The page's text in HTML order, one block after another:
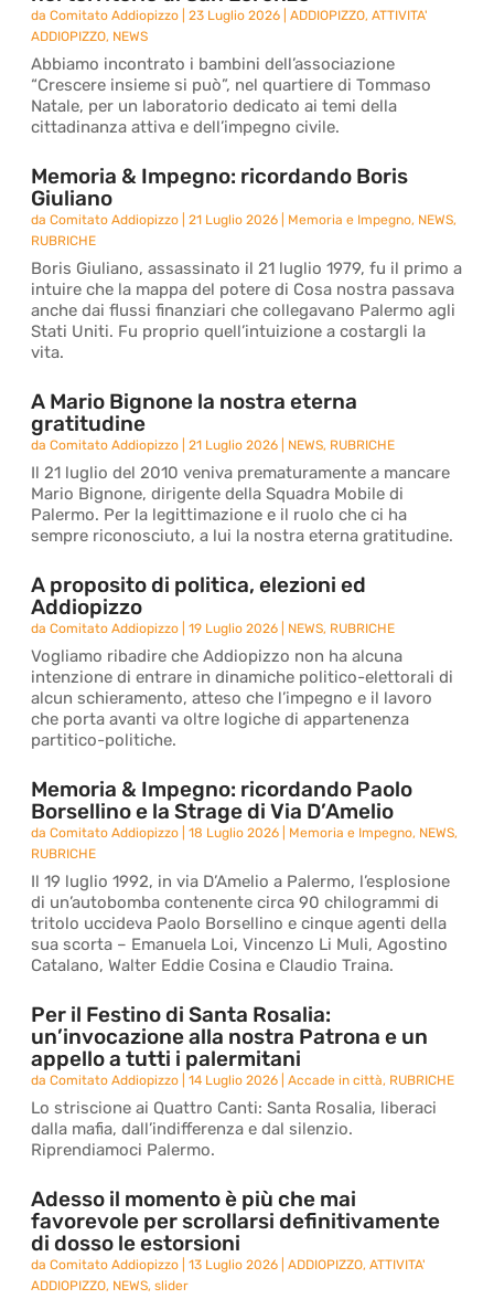
daComitato Addiopizzo |23 Luglio 2026 |ADDIOPIZZO,ATTIVITA'
ADDIOPIZZO, NEWS
Abbiamo incontrato i bambini dell’associazione
“Crescere insieme si può”, nel quartiere di Tommaso
Natale, per un laboratorio dedicato ai temi della
cittadinanza attiva e dell’impegno civile.
Memoria & Impegno: ricordando Boris
Giuliano
daComitato Addiopizzo |21 Luglio 2026 Memoria e Impegno, NEWS,
RUBRICHE
Boris Giuliano, assassinato il 21 luglio 1979, fu il primo a
intuire che la mappa del potere di Cosa nostra passava
anche dai flussi finanziari che collegavano Palermo agli
Stati Uniti. Fu proprio quell’intuizione a costargli la
vita.
A Mario Bignone la nostra eterna
gratitudine
daComitato Addiopizzo |21 Luglio 2026 NEWS, RUBRICHE
Il 21 luglio del 2010 veniva prematuramente a mancare
Mario Bignone, dirigente della Squadra Mobile di
Palermo. Per la legittimazione e il ruolo che ci ha
sempre riconosciuto, a lui la nostra eterna gratitudine.
A proposito di politica, elezioni ed
Addiopizzo
daComitato Addiopizzo |19 Luglio 2026 NEWS, RUBRICHE
Vogliamo ribadire che Addiopizzo non ha alcuna
intenzione di entrare in dinamiche politico-elettorali di
alcun schieramento, atteso che l’impegno e il lavoro
che porta avanti va oltre logiche di appartenenza
partitico-politiche.
Memoria & Impegno: ricordando Paolo
Borsellino e la Strage di Via D’Amelio
daComitato Addiopizzo |18 Luglio 2026 Memoria e Impegno, NEWS,
RUBRICHE
Il 19 luglio 1992, in via D’Amelio a Palermo, l’esplosione
di un’autobomba contenente circa 90 chilogrammi di
tritolo uccideva Paolo Borsellino e cinque agenti della
sua scorta – Emanuela Loi, Vincenzo Li Muli, Agostino
Catalano, Walter Eddie Cosina e Claudio Traina.
Per il Festino di Santa Rosalia:
un’invocazione alla nostra Patrona e un
appello a tutti i palermitani
daComitato Addiopizzo |14 Luglio 2026 |Accade in città, RUBRICHE
Lo striscione ai Quattro Canti: Santa Rosalia, liberaci
dalla mafia, dall’indifferenza e dal silenzio.
Riprendiamoci Palermo.
Adesso il momento è più che mai
favorevole per scrollarsi definitivamente
di dosso le estorsioni
daComitato Addiopizzo |13 Luglio 2026 |ADDIOPIZZO,ATTIVITA'
ADDIOPIZZO, NEWS,slider